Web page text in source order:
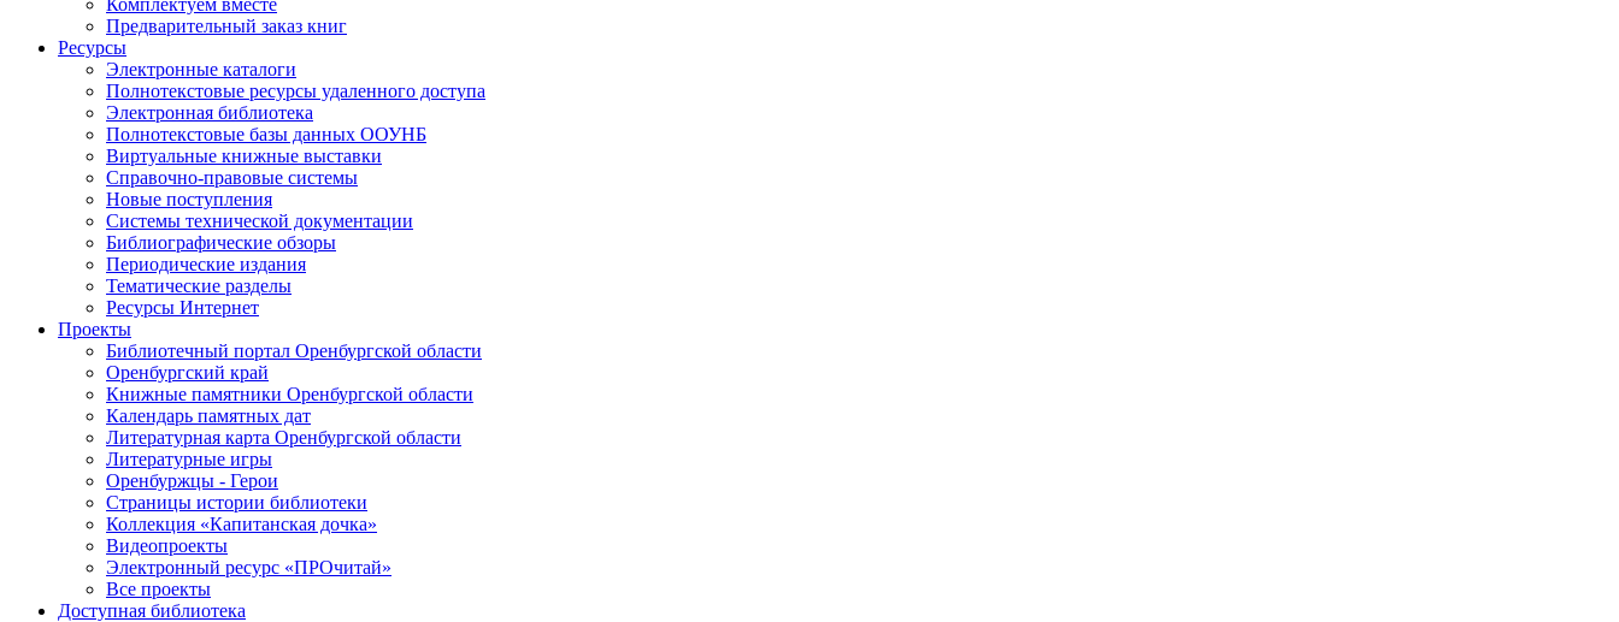
Комплектуем вместе
Предварительный заказ книг
Ресурсы
Электронные каталоги
Полнотекстовые ресурсы удаленного доступа
Электронная библиотека
Полнотекстовые базы данных ООУНБ
Виртуальные книжные выставки
Справочно-правовые системы
Новые поступления
Cистемы технической документации
Библиографические обзоры
Периодические издания
Тематические разделы
Ресурсы Интернет
Проекты
Библиотечный портал Оренбургской области
Оренбургский край
Книжные памятники Оренбургской области
Календарь памятных дат
Литературная карта Оренбургской области
Литературные игры
Оренбуржцы - Герои
Страницы истории библиотеки
Коллекция «Капитанская дочка»
Видеопроекты
Электронный ресурс «ПРОчитай»
Все проекты
Доступная библиотека